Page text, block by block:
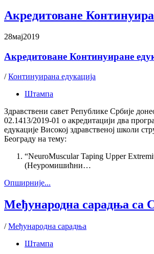
Акредитоване
28мај2019
Акредитоване Континуиране
/Континуирана едукација
Штампа
Здравствени савет Републике Србије
02.1413/2019-01 о акредитацији два
едукације Високој здравственој школи
Београду на тему:
“NeuroMuscular Taping Upper
(Неуромишићни…
Oпширније...
Међународна сарадња са
/Међународна сарадња
Штампа